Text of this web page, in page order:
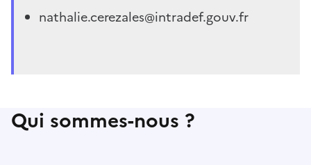
nathalie.cerezales@intradef.gouv.fr
Qui sommes-nous ?